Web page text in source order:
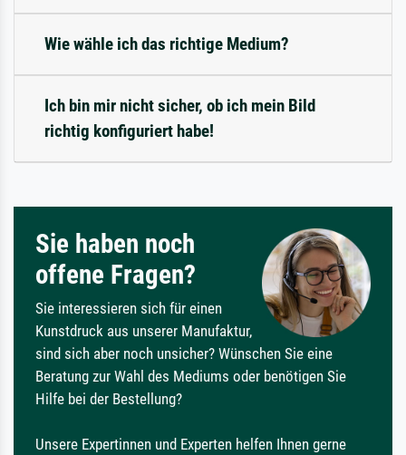
Wie wähle ich das richtige Medium?
Ich bin mir nicht sicher, ob ich mein Bild
richtig konfiguriert habe!
Sie haben noch
offene Fragen?
Sie interessieren sich für einen
Kunstdruck aus unserer Manufaktur,
sind sich aber noch unsicher? Wünschen Sie eine
Beratung zur Wahl des Mediums oder benötigen Sie
Hilfe bei der Bestellung?
Unsere Expertinnen und Experten helfen Ihnen gerne